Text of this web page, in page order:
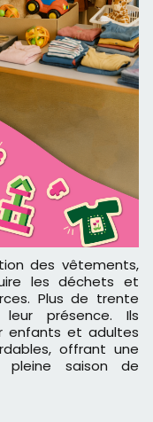
les déchets et
Plus de trente
présence. Ils
enfants et adultes
offrant une
saison de